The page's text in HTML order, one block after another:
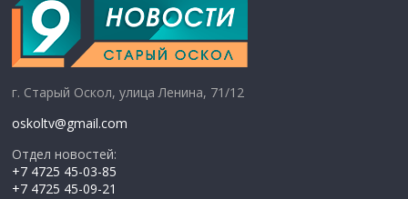
г. Старый Оскол, улица Ленина, 71/12
oskoltv@gmail.com
Отдел новостей:
+7 4725 45-03-85
+7 4725 45-09-21